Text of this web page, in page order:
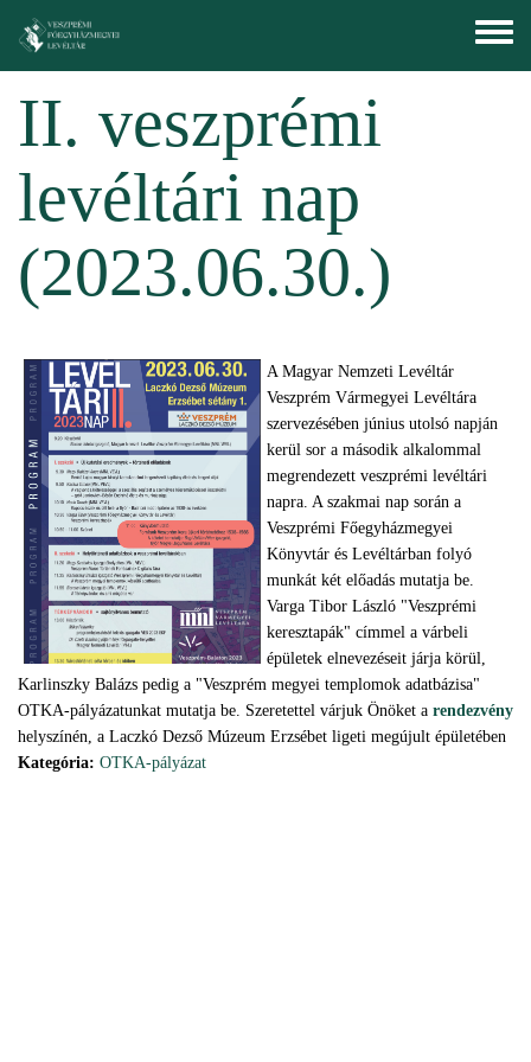
Toggle
menu
II. veszprémi
levéltári nap
(2023.06.30.)
A Magyar Nemzeti Levéltár
Veszprém Vármegyei Levéltára
szervezésében június utolsó napján
kerül sor a második alkalommal
megrendezett veszprémi levéltári
napra. A szakmai nap során a
Veszprémi Főegyházmegyei
Könyvtár és Levéltárban folyó
munkát két előadás mutatja be.
Varga Tibor László "Veszprémi
keresztapák" címmel a várbeli
épületek elnevezéseit járja körül,
Karlinszky Balázs pedig a "Veszprém megyei templomok adatbázisa"
OTKA-pályázatunkat mutatja be. Szeretettel várjuk Önöket a rendezvény
helyszínén, a Laczkó Dezső Múzeum Erzsébet ligeti megújult épületében
Kategória: OTKA-pályázat